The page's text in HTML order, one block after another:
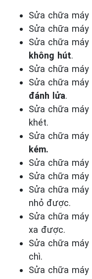
Sửa chữa máy
Sửa chữa máy
Sửa chữa
không hút.
Sửa chữa
Sửa chữa
đánh lửa.
Sửa chữa máy
khét.
Sửa chữa máy
kém.
Sửa chữa máy
Sửa chữa máy
Sửa chữa
nhỏ được.
Sửa chữa
xa được.
Sửa chữa
chì.
Sửa chữa máy